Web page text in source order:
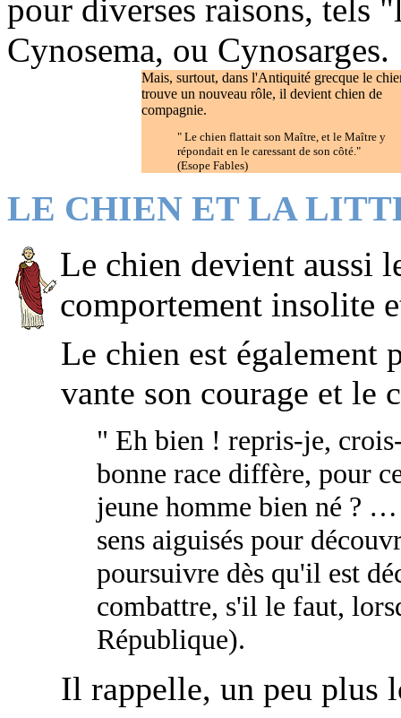
pour diverses raisons, tels
Cynosema, ou Cynosarges.
Mais, surtout, dans l'Antiquité grecque le
trouve un nouveau rôle, il devient chien de
compagnie.
" Le chien flattait son Maître, et le Maître y
répondait en le caressant de son côté."
(Esope Fables)
LE CHIEN ET LA
Le chien est également
vante son courage et le
" Eh bien ! repris-je,
bonne race diffère, pour
jeune homme bien né ?
sens aiguisés pour
poursuivre dès qu'il est
combattre, s'il le faut,
République).
Il rappelle, un peu plus
Le chien devient aussi
comportement insolite